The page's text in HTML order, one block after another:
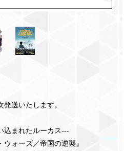
送いたします。
込まれたルーカス---
ォーズ／帝国の逆襲』